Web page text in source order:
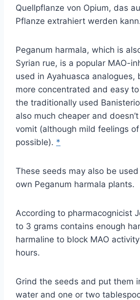
Quellpflanze von Opium, das
Pflanze extrahiert werden
Peganum harmala, which is
Syrian rue, is a popular MAO-
used in Ayahuasca analogues,
more concentrated and easy
the traditionally used
also much cheaper and
vomit (although mild feelings
possible). *
These seeds may also be
own Peganum harmala plants.
According to pharmacognicist
to 3 grams contains enough
harmaline to block MAO
hours.
Grind the seeds and put them
water and one or two